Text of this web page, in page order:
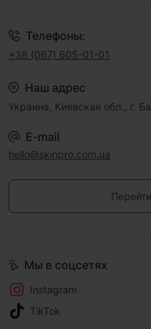
Телефоны:
+38 (067) 605-01-01
Наш адрес
Украина, Киевская обл., г.
E-mail
hello@skinpro.com.ua
Мы в соцсетях
Instagram
TikTok